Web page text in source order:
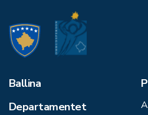
Ballina
Departamentet